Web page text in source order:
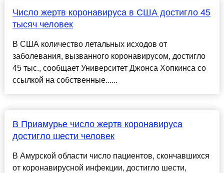
Число жертв коронавируса в США достигло 45
тысяч человек
В США количество летальных исходов от
заболевания, вызванного коронавирусом, достигло
45 тыс., сообщает Университет Джонса Хопкинса со
ссылкой на собственные......
В Приамурье число жертв коронавируса
достигло шести человек
В Амурской области число пациентов, скончавшихся
от коронавирусной инфекции, достигло шести,